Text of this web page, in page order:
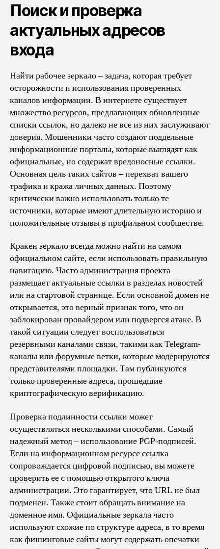
Поиск и проверка
актуальных адресов
входа
Найти рабочее зеркало – задача, которая требует
осторожности и использования проверенных
каналов информации. В интернете существует
множество ресурсов, предлагающих обновленные
списки ссылок, но далеко не все из них заслуживают
доверия. Мошенники часто создают поддельные
информационные порталы, которые выглядят как
официальные, но содержат вредоносные ссылки.
Основная цель таких сайтов – перехват вашего
трафика и кража личных данных. Поэтому
критически важно использовать только те
источники, которые имеют длительную историю и
положительные отзывы в профильном сообществе.
Кракен зеркало всегда можно найти на самом
официальном сайте, если использовать правильную
навигацию. Часто администрация проекта
размещает актуальные ссылки в разделах новостей
или на стартовой странице. Если основной домен не
открывается, это верный признак того, что он
заблокирован провайдером или подвергся атаке. В
такой ситуации следует воспользоваться
резервными каналами связи, такими как Telegram-
каналы или форумные ветки, которые модерируются
представителями площадки. Там публикуются
только проверенные адреса, прошедшие
криптографическую верификацию.
Проверка подлинности ссылки может
осуществляться несколькими способами. Самый
надежный метод – использование PGP-подписей.
Если на информационном ресурсе ссылка
сопровождается цифровой подписью, вы можете
проверить ее с помощью открытого ключа
администрации. Это гарантирует, что URL не был
подменен. Также стоит обращать внимание на
доменное имя. Официальные зеркала часто
используют схожие по структуре адреса, в то время
как фишинговые сайты могут содержать опечатки